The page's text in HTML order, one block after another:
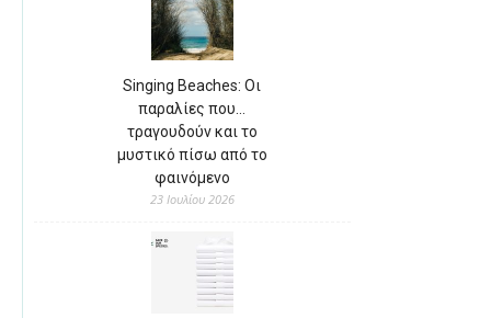
Singing Beaches: Οι
παραλίες που…
τραγουδούν και το
μυστικό πίσω από το
φαινόμενο
23 Ιουλίου 2026